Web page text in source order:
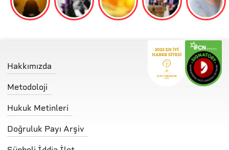
Hakkımızda
Metodoloji
Hukuk Metinleri
Doğruluk Payı Arşiv